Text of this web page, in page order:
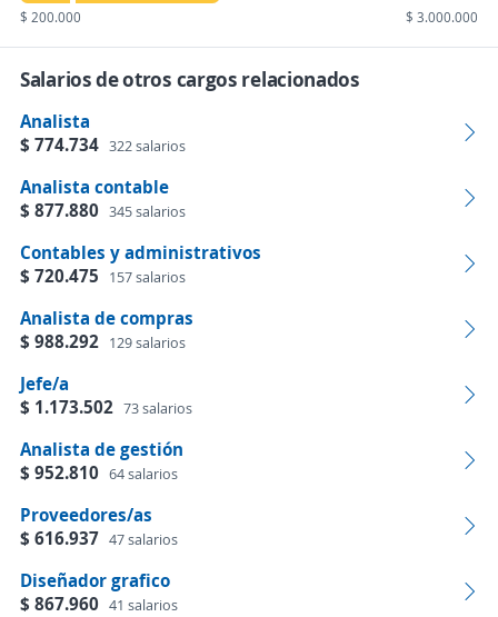
$ 200.000 $ 3.000.000
Salarios de otros cargos relacionados
Analista
$ 774.734 322 salarios
Analista contable
$ 877.880 345 salarios
Contables y administrativos
$ 720.475
157 salarios
Analista de compras
$ 988.292 129 salarios
Jefe/a
$ 1.173.502 73 salarios
Analista de gestión
$ 952.810 64 salarios
Proveedores/as
$ 616.937 47 salarios
Diseñador grafico
$ 867.960 41 salarios